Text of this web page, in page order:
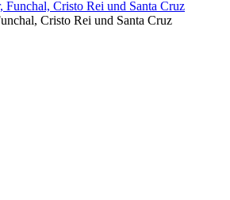
Cristo Rei und Santa Cruz